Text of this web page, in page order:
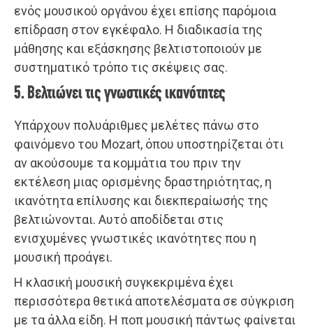
ενός μουσικού οργάνου έχει επίσης παρόμοια
επίδραση στον εγκέφαλο. Η διαδικασία της
μάθησης και εξάσκησης βελτιστοποιούν με
συστηματικό τρόπο τις σκέψεις σας.
5. Βελτιώνει τις γνωστικές ικανότητες
Υπάρχουν πολυάριθμες μελέτες πάνω στο
φαινόμενο του Mozart, όπου υποστηρίζεται ότι
αν ακούσουμε τα κομμάτια του πριν την
εκτέλεση μιας ορισμένης δραστηριότητας, η
ικανότητα επίλυσης και διεκπεραίωσής της
βελτιώνονται. Αυτό αποδίδεται στις
ενισχυμένες γνωστικές ικανότητες που η
μουσική προάγει.
Η κλασική μουσική συγκεκριμένα έχει
περισσότερα θετικά αποτελέσματα σε σύγκριση
με τα άλλα είδη. Η ποπ μουσική πάντως φαίνεται